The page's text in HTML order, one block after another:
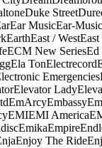
Duke Street
Ear MusicEar-Music
EarthEast / WestEast
ECM New SeriesEd
Ela TonElectrecord
Emergencies
Elevator Lady
EmArcyEmbassy
EMIEMI America
EmikaEmpire
Enjoy The Ride